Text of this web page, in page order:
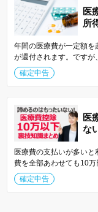
医
所
年間の医療費が一定額
が還付されます。です
確定申告
医
な
医療費の支払いが多い
費を全部あわせても10
確定申告